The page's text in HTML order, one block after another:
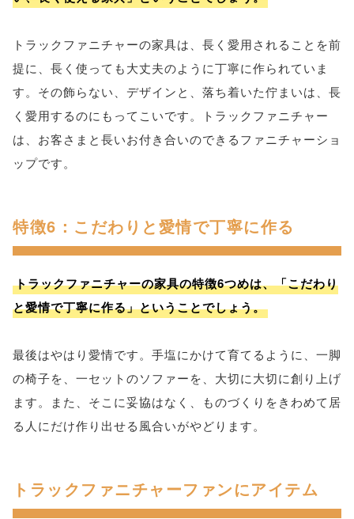
トラックファニチャーの家具は、長く愛用されることを前
提に、長く使っても大丈夫のように丁寧に作られていま
す。その飾らない、デザインと、落ち着いた佇まいは、長
く愛用するのにもってこいです。トラックファニチャー
は、お客さまと長いお付き合いのできるファニチャーショ
ップです。
特徴6：こだわりと愛情で丁寧に作る
トラックファニチャーの家具の特徴6つめは、「こだわり
と愛情で丁寧に作る」ということでしょう。
最後はやはり愛情です。手塩にかけて育てるように、一脚
の椅子を、一セットのソファーを、大切に大切に創り上げ
ます。また、そこに妥協はなく、ものづくりをきわめて居
る人にだけ作り出せる風合いがやどります。
トラックファニチャーファンにアイテム